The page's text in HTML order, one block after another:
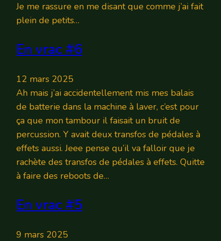
Je me rassure en me disant que comme j’ai fait
plein de petits…
En vrac #6
12 mars 2025
Ah mais j’ai accidentellement mis mes balais
de batterie dans la machine à laver, c’est pour
ça que mon tambour il faisait un bruit de
percussion. Y avait deux transfos de pédales à
effets aussi. Jeee pense qu’il va falloir que je
rachète des transfos de pédales à effets. Quitte
à faire des reboots de…
En vrac #5
9 mars 2025